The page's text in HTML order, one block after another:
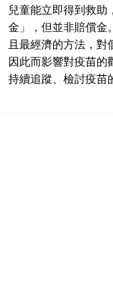
兒童能立即得到救助
金」，但並非賠償金
且最經濟的方法，
因此而影響對疫苗的
持續追蹤、檢討疫苗